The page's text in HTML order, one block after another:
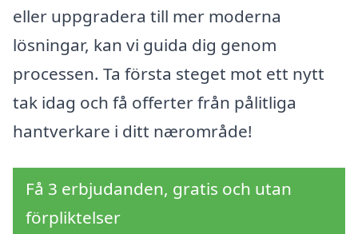
eller uppgradera till mer moderna
lösningar, kan vi guida dig genom
processen. Ta första steget mot ett nytt
tak idag och få offerter från pålitliga
hantverkare i ditt nærområde!
Få 3 erbjudanden, gratis och utan
förpliktelser